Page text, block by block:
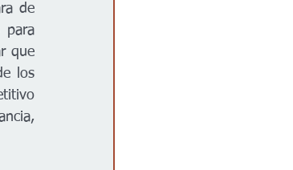
de
para
que
los